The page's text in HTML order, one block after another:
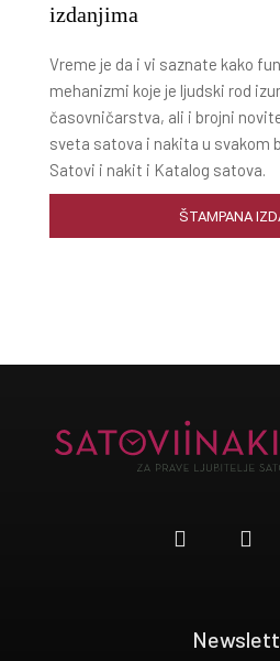
izdanjima
Vreme je da i vi saznate kako
mehanizmi koje je ljudski rod
časovničarstva, ali i brojni
sveta satova i nakita u svakom
Satovi i nakit i Katalog satova.
ŠTAMPANA